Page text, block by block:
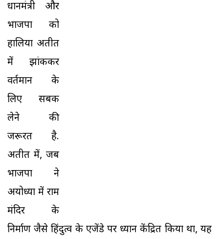
प्रधानमंत्री और
भाजपा को
हालिया अतीत
में झांककर
वर्तमान के
लिए सबक
लेने की
जरूरत है.
अतीत में, जब
भाजपा ने
अयोध्या में राम
मंदिर के
निर्माण जैसे हिंदुत्व के एजेंडे पर ध्यान केंद्रित किया था, यह